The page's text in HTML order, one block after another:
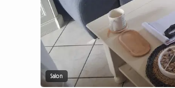
Salon